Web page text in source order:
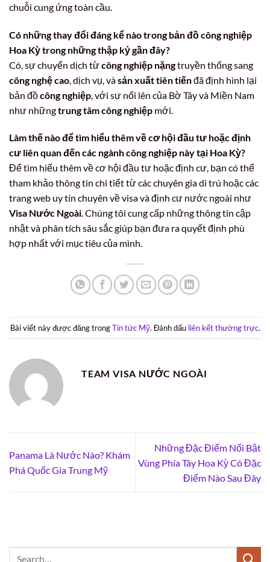
chuỗi cung ứng toàn cầu.
Có những thay đổi đáng kể nào trong bản đồ công nghiệp
Hoa Kỳ trong những thập kỷ gần đây?
Có, sự chuyển dịch từcông nghiệp nặngtruyền thống sang
công nghệ cao , dịch vụ, vàsản xuất tiên tiếnđã định hình lại
bản đồcông nghiệp , với sự nổi lên của Bờ Tây và Miền Nam
như nhữngtrung tâm công nghiệp mới.
Làm thế nào để tìm hiểu thêm về cơ hội đầu tư hoặc định
cư liên quan đến các ngành công nghiệp này tại Hoa Kỳ?
Để tìm hiểu thêm về cơ hội đầu tư hoặc định cư, bạn có thể
tham khảo thông tin chi tiết từ các chuyên gia di trú hoặc các
trang web uy tín chuyên về visa và định cư nước ngoài như
Visa Nước Ngoài. Chúng tôi cung cấp những thông tin cập
nhật và phân tích sâu sắc giúp bạn đưa ra quyết định phù
hợp nhất với mục tiêu của mình.
Bài viết này được đăng trongTin tức Mỹ. Đánh dấu liên kết thường trực.
TEAM VISA NƯỚC NGOÀI
Panama Là Nước Nào? Khám
Phá Quốc Gia Trung Mỹ
Những Đặc Điểm Nổi Bật
Vùng Phía Tây Hoa Kỳ Có Đặc
Điểm Nào Sau Đây